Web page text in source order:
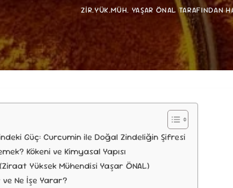
ZIR.YÜK.MÜH. YAŞAR ÖNALTARAFINDAN
Güç: Curcumin ile Doğal Zindeliğin Şifresi
Kökeni ve Kimyasal Yapısı
Yüksek Mühendisi Yaşar ÖNAL)
Ne İşe Yarar?